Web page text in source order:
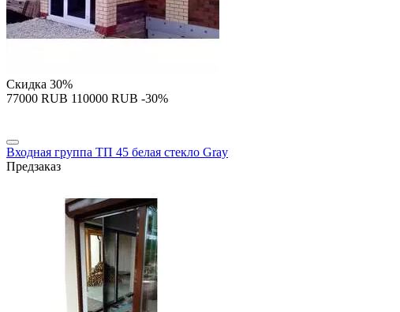
Скидка 30%
‍77000‍ RUB ‍110000‍ RUB -30%
Входная группа ТП 45 белая стекло Gray
Предзаказ